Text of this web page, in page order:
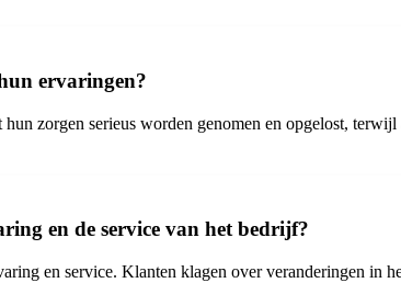
ervaringen?
zorgen serieus worden genomen en opgelost,
en de service van het bedrijf?
en service. Klanten klagen over veranderingen in